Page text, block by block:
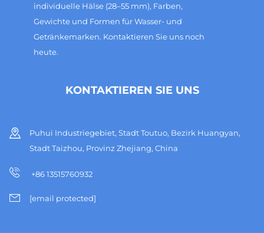
individuelle Hälse (28–55 mm), Farben,
Gewichte und Formen für Wasser- und
Getränkemarken. Kontaktieren Sie uns noch
heute.
KONTAKTIEREN SIE UNS
Puhui Industriegebiet, Stadt Toutuo, Bezirk Huangyan,
Stadt Taizhou, Provinz Zhejiang, China
+86 13515760932
[email protected]